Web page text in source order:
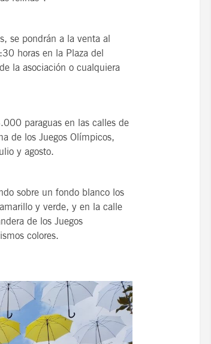
se pondrán a la venta al
horas en la Plaza del
la asociación o cualquiera
paraguas en las calles de
de los Juegos Olímpicos,
y agosto.
sobre un fondo blanco los
y verde, y en la calle
de los Juegos
colores.